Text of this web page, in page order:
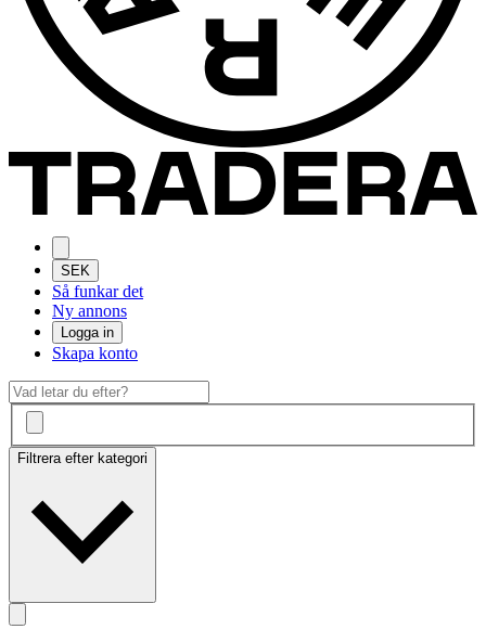
SEK
Så funkar det
Ny annons
Logga in
Skapa konto
Filtrera efter kategori